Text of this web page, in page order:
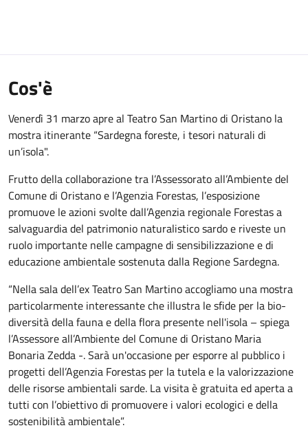
Cos'è
Venerdì 31 marzo apre al Teatro San Martino di Oristano la
mostra itinerante “Sardegna foreste, i tesori naturali di
un’isola".
Frutto della collaborazione tra l’Assessorato all’Ambiente del
Comune di Oristano e l’Agenzia Forestas, l’esposizione
promuove le azioni svolte dall’Agenzia regionale Forestas a
salvaguardia del patrimonio naturalistico sardo e riveste un
ruolo importante nelle campagne di sensibilizzazione e di
educazione ambientale sostenuta dalla Regione Sardegna.
“Nella sala dell’ex Teatro San Martino accogliamo una mostra
particolarmente interessante che illustra le sfide per la bio-
diversità della fauna e della flora presente nell'isola – spiega
l’Assessore all’Ambiente del Comune di Oristano Maria
Bonaria Zedda -. Sarà un'occasione per esporre al pubblico i
progetti dell’Agenzia Forestas per la tutela e la valorizzazione
delle risorse ambientali sarde. La visita è gratuita ed aperta a
tutti con l’obiettivo di promuovere i valori ecologici e della
sostenibilità ambientale”.